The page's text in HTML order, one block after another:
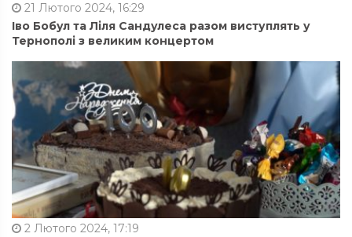
21 Лютого 2024, 16:29
Іво Бобул та Ліля Сандулеса разом виступлять у
Тернополі з великим концертом
2 Лютого 2024, 17:19